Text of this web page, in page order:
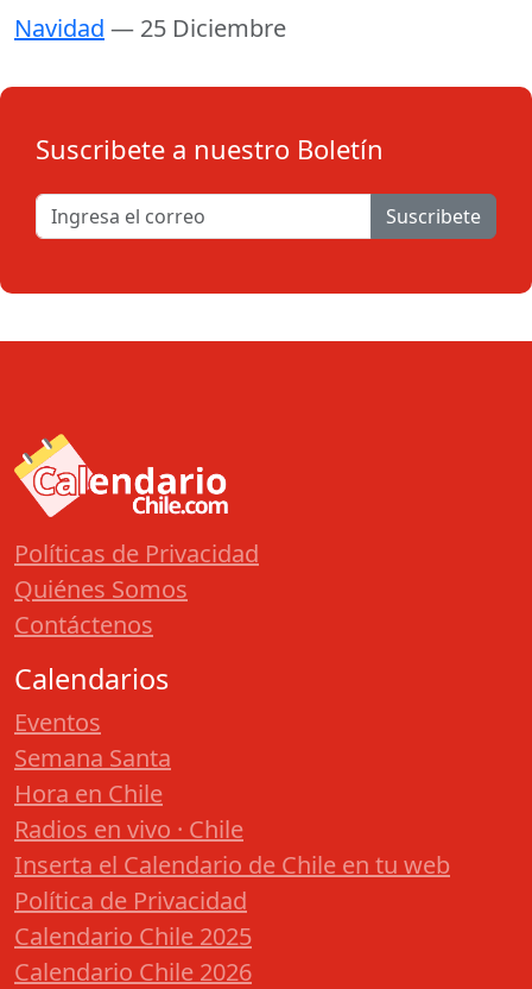
Navidad — 25 Diciembre
Suscribete a nuestro Boletín
Suscribete
Políticas de Privacidad
Quiénes Somos
Contáctenos
Calendarios
Eventos
Semana Santa
Hora en Chile
Radios en vivo · Chile
Inserta el Calendario de Chile en tu web
Política de Privacidad
Calendario Chile 2025
Calendario Chile 2026